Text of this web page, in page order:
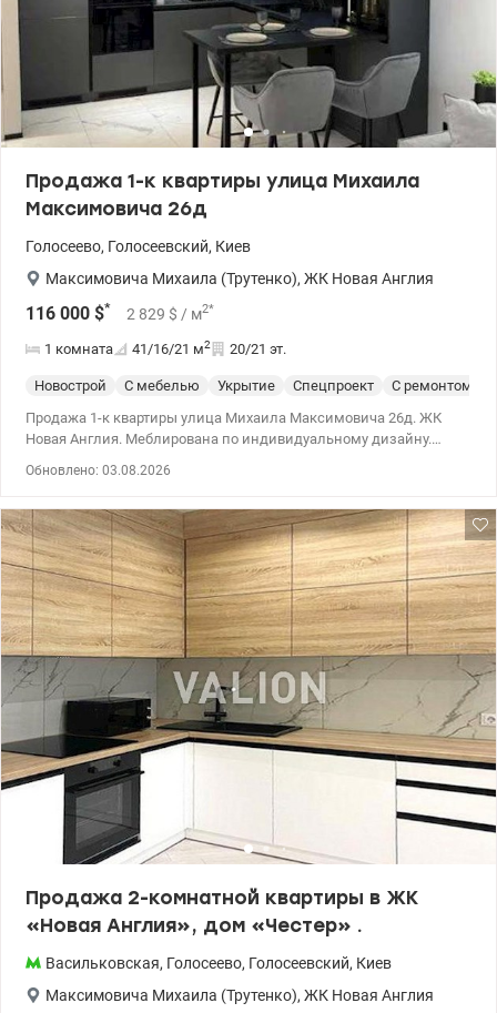
Продажа 1-к квартиры улица Михаила
Максимовича 26д
Голосеево, Голосеевский, Киев
Максимовича Михаила (Трутенко), ЖК Новая Англия
116 000 $* 2 829 $ / м2*
1 комната 41/16/21 м2 20/21 эт.
Новострой С мебелью Укрытие Спецпроект
С ремонтом
Продажа 1-к квартиры улица Михаила Максимовича 26д. ЖК
Новая Англия. Меблирована по индивидуальному дизайну.
гардеробная, смежный сан. узел. Максимально укомплектовано
всей необходимой мебелью и техникой. 044 200 10 80
valion.ua/1145120
Обновлено: 03.08.2026
Продажа 2-комнатной квартиры в ЖК
«Новая Англия», дом «Честер» .
Васильковская, Голосеево, Голосеевский, Киев
Максимовича Михаила (Трутенко), ЖК Новая Англия